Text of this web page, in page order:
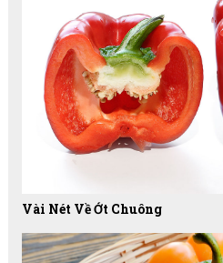
Vài Nét Về Ớt Chuông